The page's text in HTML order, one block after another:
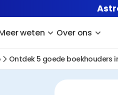
weten Over ons
Ontdek 5 goede boekhouders